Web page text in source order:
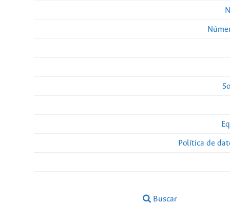
Política de
Buscar